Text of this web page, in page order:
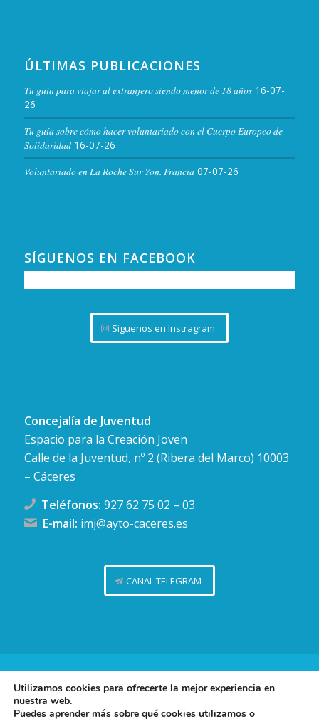
ÚLTIMAS PUBLICACIONES
Tu guía para viajar al extranjero siendo menor de 18 años 16-07-
26
Tu guía sobre cómo hacer voluntariado con el Cuerpo Europeo de
Solidaridad 16-07-26
Voluntariado en La Roche Sur Yon. Francia 07-07-26
SÍGUENOS EN FACEBOOK
Siguenos en Instragram
Concejalía de Juventud
Espacio para la Creación Joven
Calle de la Juventud, nº 2 (Ribera del Marco) 10003
– Cáceres
Teléfonos: 927 62 75 02 – 03
E-mail: imj@ayto-caceres.es
CANAL TELEGRAM
Concejalía de Juventud (Ayuntamiento de Cáceres)
Facebook
TwitterTelegram
Política de privacidad
Utilizamos cookies para ofrecerte la mejor experiencia en
nuestra web.
Puedes aprender más sobre qué cookies utilizamos o